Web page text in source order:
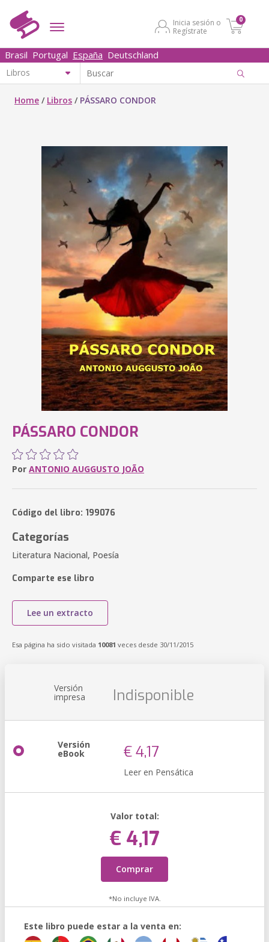
Inicia sesión o
Regístrate
0
Brasil Portugal España Deutschland
Home / Libros / PÁSSARO CONDOR
PÁSSARO CONDOR
Por ANTONIO AUGGUSTO JOÃO
Código del libro: 199076
Categorías
Literatura Nacional, Poesía
Comparte ese libro
Lee un extracto
Esa página ha sido visitada 10081 veces desde 30/11/2015
Versión
impresa Indisponible
Versión
eBook € 4,17
Leer en Pensática
Valor total:
€ 4,17
Comprar
*No incluye IVA.
Este libro puede estar a la venta en: